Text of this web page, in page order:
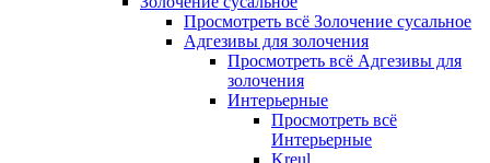
Просмотреть всё Золочение сусальное
Адгезивы для золочения
Просмотреть всё Адгезивы для
золочения
Интерьерные
Просмотреть всё
Интерьерные
Kreul